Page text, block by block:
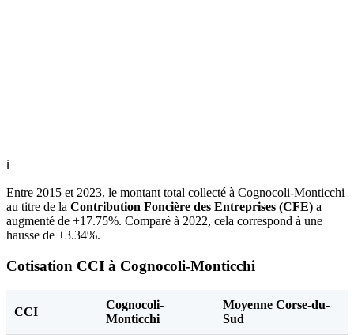
ℹ
Entre 2015 et 2023, le montant total collecté à Cognocoli-Monticchi
au titre de la Contribution Foncière des Entreprises (CFE) a
augmenté de +17.75%. Comparé à 2022, cela correspond à une
hausse de +3.34%.
Cotisation CCI à Cognocoli-Monticchi
CCI
Cognocoli-
Monticchi
Moyenne Corse-du-
Sud